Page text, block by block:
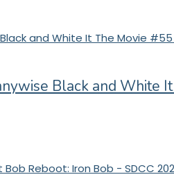
Black and White